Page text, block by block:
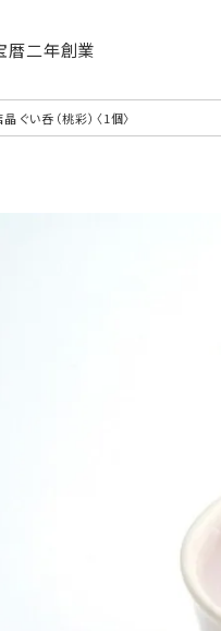
暦二年創業
ぐい呑（桃彩）〈1個〉